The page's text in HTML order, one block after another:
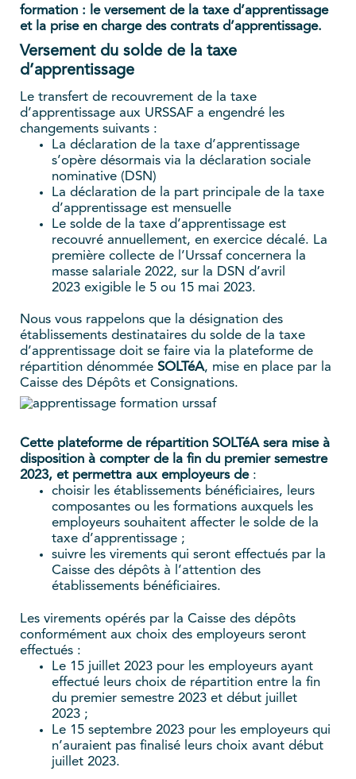
formation : le versement de la taxe d’apprentissage
et la prise en charge des contrats d’apprentissage.
Versement du solde de la taxe
d’apprentissage
Le transfert de recouvrement de la taxe
d’apprentissage aux URSSAF a engendré les
changements suivants :
La déclaration de la taxe d’apprentissage
s’opère désormais via la déclaration sociale
nominative (DSN)
La déclaration de la part principale de la taxe
d’apprentissage est mensuelle
Le solde de la taxe d’apprentissage est
recouvré annuellement, en exercice décalé. La
première collecte de l’Urssaf concernera la
masse salariale 2022, sur la DSN d’avril
2023 exigible le 5 ou 15 mai 2023.
Nous vous rappelons que la désignation des
établissements destinataires du solde de la taxe
d’apprentissage doit se faire via la plateforme de
répartition dénommée SOLTéA, mise en place par la
Caisse des Dépôts et Consignations.
Cette plateforme de répartition SOLTéA sera mise à
disposition à compter de la fin du premier semestre
2023, et permettra aux employeurs de:
choisir les établissements bénéficiaires, leurs
composantes ou les formations auxquels les
employeurs souhaitent affecter le solde de la
taxe d’apprentissage ;
suivre les virements qui seront effectués par la
Caisse des dépôts à l’attention des
établissements bénéficiaires.
Les virements opérés par la Caisse des dépôts
conformément aux choix des employeurs seront
effectués :
Le 15 juillet 2023 pour les employeurs ayant
effectué leurs choix de répartition entre la fin
du premier semestre 2023 et début juillet
2023 ;
Le 15 septembre 2023 pour les employeurs qui
n’auraient pas finalisé leurs choix avant début
juillet 2023.